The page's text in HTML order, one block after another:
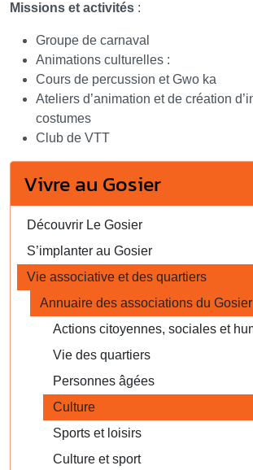
Missions et activités :
Groupe de carnaval
Animations culturelles :
Cours de percussion et Gwo ka
Ateliers d’animation et de création
costumes
Club de VTT
Vivre au Gosier
Découvrir Le Gosier
S’implanter au Gosier
Vie associative et des quartiers
Annuaire des associations du Gosier
Actions citoyennes, sociales et
Vie des quartiers
Personnes âgées
Culture
Sports et loisirs
Culture et sport